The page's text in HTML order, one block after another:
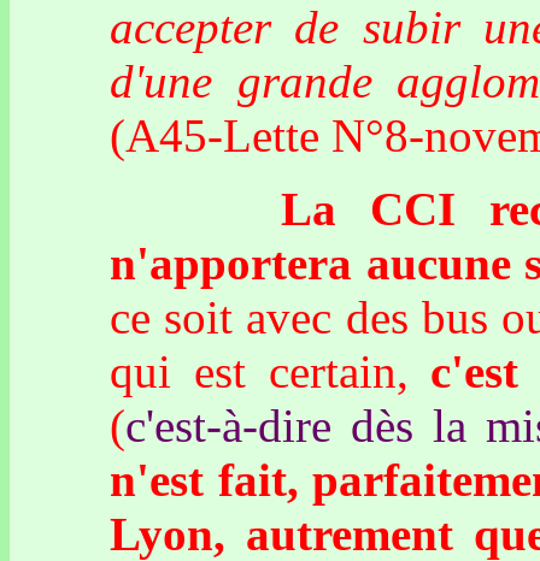
accepter de subir
d'une grande
(A45-Lette N°8-
La CCI
n'apportera aucune
ce soit avec des bus
qui est certain,
(c'est-à-dire dès la
n'est fait,
Lyon, autrement